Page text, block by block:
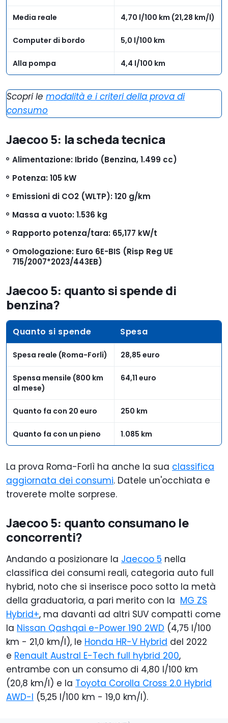
Media reale 4,70 l/100 km (21,28 km/l)
Computer di bordo 5,0 l/100 km
Alla pompa 4,4 l/100 km
Scopri le modalità e i criteri della prova di
consumo
Jaecoo 5: la scheda tecnica
Alimentazione: Ibrido (Benzina, 1.499 cc)
Potenza: 105 kW
Emissioni di CO2 (WLTP): 120 g/km
Massa a vuoto: 1.536 kg
Rapporto potenza/tara: 65,177 kW/t
Omologazione: Euro 6E-BIS (Risp Reg UE
715/2007*2023/443EB)
Jaecoo 5: quanto si spende di
benzina?
Quanto si spende Spesa
Spesa reale (Roma-Forlì) 28,85 euro
Spensa mensile (800 km
al mese)
64,11 euro
Quanto fa con 20 euro 250 km
Quanto fa con un pieno 1.085 km
La prova Roma-Forlì ha anche la sua classifica
aggiornata dei consumi. Datele un'occhiata e
troverete molte sorprese.
Jaecoo 5: quanto consumano le
concorrenti?
Andando a posizionare la Jaecoo 5 nella
classifica dei consumi reali, categoria auto full
hybrid, noto che si inserisce poco sotto la metà
della graduatoria, a pari merito con la MG ZS
Hybrid+, ma davanti ad altri SUV compatti come
la Nissan Qashqai e-Power 190 2WD (4,75 l/100
km - 21,0 km/l), le Honda HR-V Hybrid del 2022
e Renault Austral E-Tech full hybrid 200,
entrambe con un consumo di 4,80 l/100 km
(20,8 km/l) e la Toyota Corolla Cross 2.0 Hybrid
AWD-I (5,25 l/100 km - 19,0 km/l).